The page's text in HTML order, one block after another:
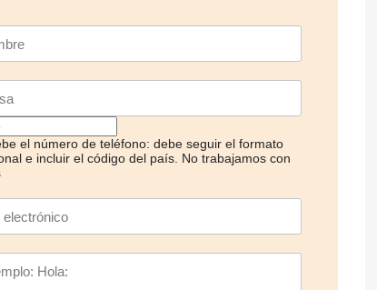
el número de teléfono: debe seguir el formato
e incluir el código del país. No trabajamos con